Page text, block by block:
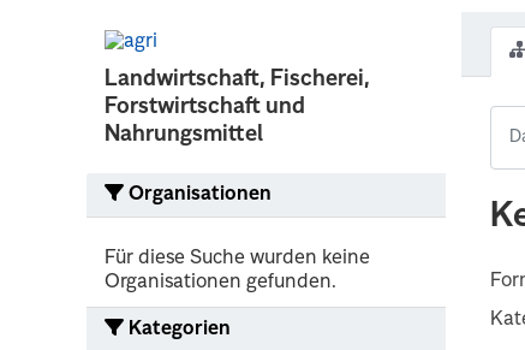
Landwirtschaft, Fischerei,
Forstwirtschaft und
Nahrungsmittel
Organisationen
Für diese Suche wurden keine
Organisationen gefunden.
Kategorien